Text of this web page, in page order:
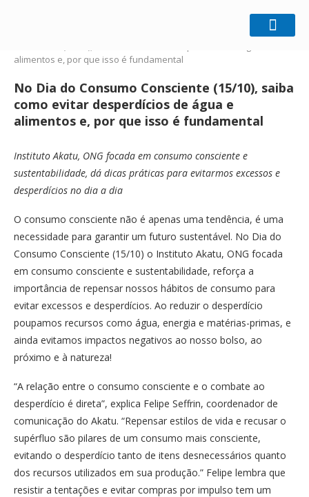
No Dia do Consumo
alimentos e, por que isso é fundamental
No Dia do Consumo Consciente (15/10), saiba
como evitar desperdícios de água e
alimentos e, por que isso é fundamental
Instituto Akatu, ONG focada em consumo consciente e
sustentabilidade, dá dicas práticas para evitarmos excessos e
desperdícios no dia a dia
O consumo consciente não é apenas uma tendência, é uma
necessidade para garantir um futuro sustentável. No Dia do
Consumo Consciente (15/10) o Instituto Akatu, ONG focada
em consumo consciente e sustentabilidade, reforça a
importância de repensar nossos hábitos de consumo para
evitar excessos e desperdícios. Ao reduzir o desperdício
poupamos recursos como água, energia e matérias-primas, e
ainda evitamos impactos negativos ao nosso bolso, ao
próximo e à natureza!
“A relação entre o consumo consciente e o combate ao
desperdício é direta”, explica Felipe Seffrin, coordenador de
comunicação do Akatu. “Repensar estilos de vida e recusar o
supérfluo são pilares de um consumo mais consciente,
evitando o desperdício tanto de itens desnecessários quanto
dos recursos utilizados em sua produção.” Felipe lembra que
resistir a tentações e evitar compras por impulso tem um